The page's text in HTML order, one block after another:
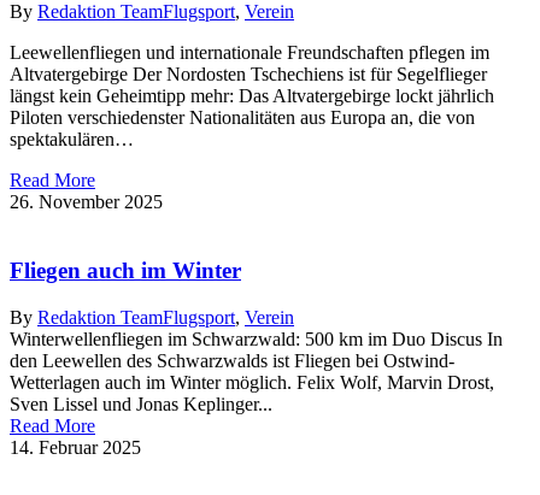
By Redaktion TeamFlugsport, Verein
Leewellenfliegen und internationale Freundschaften pflegen im
Altvatergebirge Der Nordosten Tschechiens ist für Segelflieger
längst kein Geheimtipp mehr: Das Altvatergebirge lockt jährlich
Piloten verschiedenster Nationalitäten aus Europa an, die von
spektakulären…
Read More
26. November 2025
Fliegen auch im Winter
By Redaktion TeamFlugsport, Verein
Winterwellenfliegen im Schwarzwald: 500 km im Duo Discus In
den Leewellen des Schwarzwalds ist Fliegen bei Ostwind-
Wetterlagen auch im Winter möglich. Felix Wolf, Marvin Drost,
Sven Lissel und Jonas Keplinger...
Read More
14. Februar 2025